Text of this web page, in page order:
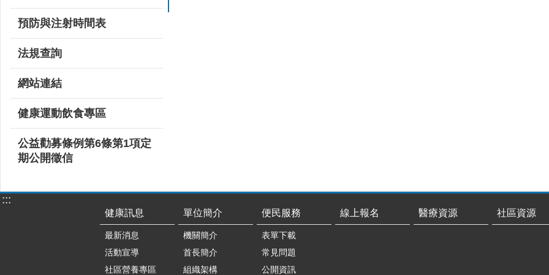
預防與注射時間表
法規查詢
網站連結
健康運動飲食專區
公益勸募條例第6條第1項定
期公開徵信
:::
健康訊息
最新消息
活動宣導
社區營養專區
單位簡介
機關簡介
首長簡介
組織架構
便民服務
表單下載
常見問題
公開資訊
線上報名 醫療資源 社區資源